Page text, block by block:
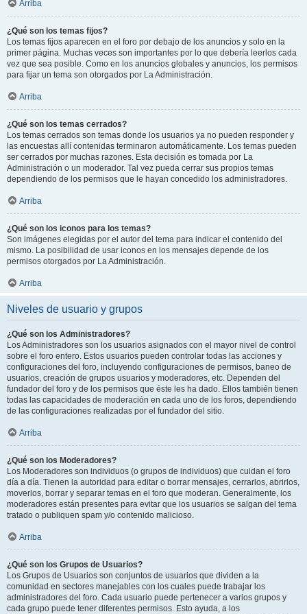
Arriba
¿Qué son los temas fijos?
Los temas fijos aparecen en el foro por debajo de los anuncios y solo en la
primer página. Muchas veces son importantes por lo que debería leerlos cada
vez que sea posible. Como en los anuncios globales y anuncios, los permisos
para fijar un tema son otorgados por La Administración.
Arriba
¿Qué son los temas cerrados?
Los temas cerrados son temas donde los usuarios ya no pueden responder y
las encuestas allí contenidas terminaron automáticamente. Los temas pueden
ser cerrados por muchas razones. Esta decisión es tomada por La
Administración o un moderador. Tal vez pueda cerrar sus propios temas
dependiendo de los permisos que le hayan concedido los administradores.
Arriba
¿Qué son los iconos para los temas?
Son imágenes elegidas por el autor del tema para indicar el contenido del
mismo. La posibilidad de usar iconos en los mensajes depende de los
permisos otorgados por La Administración.
Arriba
Niveles de usuario y grupos
¿Qué son los Administradores?
Los Administradores son los usuarios asignados con el mayor nivel de control
sobre el foro entero. Estos usuarios pueden controlar todas las acciones y
configuraciones del foro, incluyendo configuraciones de permisos, baneo de
usuarios, creación de grupos usuarios y moderadores, etc. Dependen del
fundador del foro y de los permisos que éste les ha dado. Ellos también tienen
todas las capacidades de moderación en cada uno de los foros, dependiendo
de las configuraciones realizadas por el fundador del sitio.
Arriba
¿Qué son los Moderadores?
Los Moderadores son individuos (o grupos de individuos) que cuidan el foro
día a día. Tienen la autoridad para editar o borrar mensajes, cerrarlos, abrirlos,
moverlos, borrar y separar temas en el foro que moderan. Generalmente, los
moderadores están presentes para evitar que los usuarios se salgan del tema
tratado o publiquen spam y/o contenido malicioso.
Arriba
¿Qué son los Grupos de Usuarios?
Los Grupos de Usuarios son conjuntos de usuarios que dividen a la
comunidad en sectores manejables con los cuales puede trabajar los
administradores del foro. Cada usuario puede pertenecer a varios grupos y
cada grupo puede tener diferentes permisos. Esto ayuda, a los